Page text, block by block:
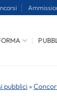
pubblici »